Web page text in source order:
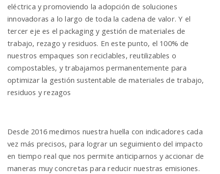
eléctrica y promoviendo la adopción de soluciones
innovadoras a lo largo de toda la cadena de valor. Y el
tercer eje es el packaging y gestión de materiales de
trabajo, rezago y residuos. En este punto, el 100% de
nuestros empaques son reciclables, reutilizables o
compostables, y trabajamos permanentemente para
optimizar la gestión sustentable de materiales de trabajo,
residuos y rezagos
Desde 2016 medimos nuestra huella con indicadores cada
vez más precisos, para lograr un seguimiento del impacto
en tiempo real que nos permite anticiparnos y accionar de
maneras muy concretas para reducir nuestras emisiones.